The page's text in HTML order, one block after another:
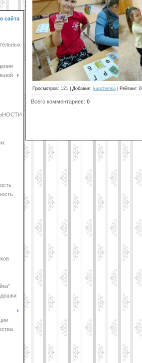
сайта
Просмотров: 121 Добавил: kupchenko Рейтинг:
Всего комментариев: 0